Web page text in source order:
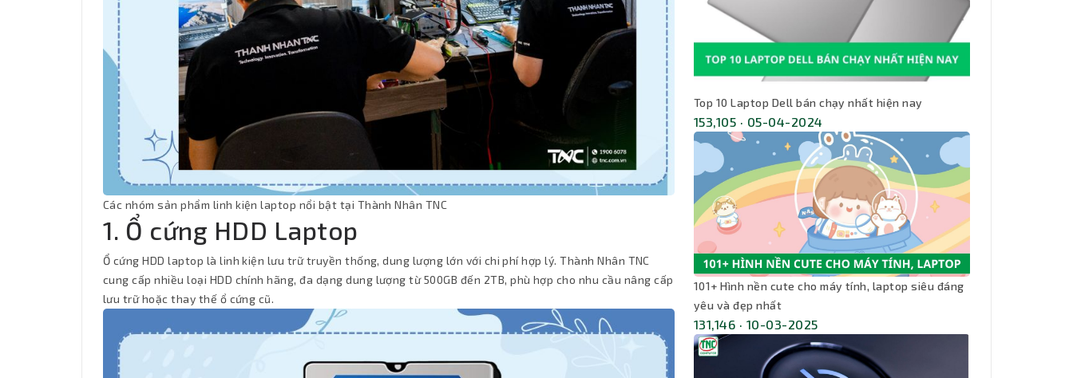
Các nhóm sản phẩm linh kiện laptop nổi bật tại Thành Nhân TNC
1. Ổ cứng HDD Laptop
Ổ cứng HDD laptop là linh kiện lưu trữ truyền thống, dung lượng lớn với chi phí hợp lý. Thành Nhân TNC
cung cấp nhiều loại HDD chính hãng, đa dạng dung lượng từ 500GB đến 2TB, phù hợp cho nhu cầu nâng cấp
lưu trữ hoặc thay thế ổ cứng cũ.
Top 10 Laptop Dell bán chạy nhất hiện nay
153,105 · 05-04-2024
101+ Hình nền cute cho máy tính, laptop siêu đáng
yêu và đẹp nhất
131,146 · 10-03-2025